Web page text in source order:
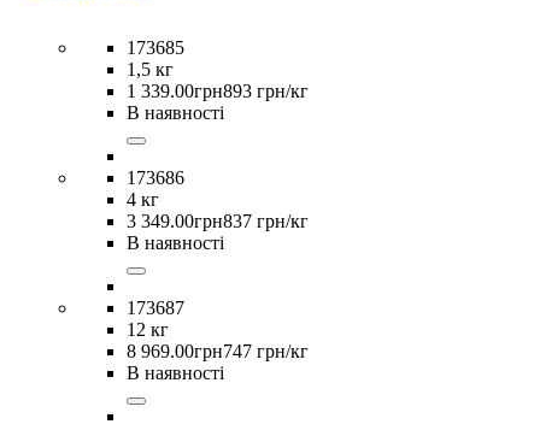
173685
1,5 кг
1 339.00грн893 грн/кг
В наявності
173686
4 кг
3 349.00грн837 грн/кг
В наявності
173687
12 кг
8 969.00грн747 грн/кг
В наявності